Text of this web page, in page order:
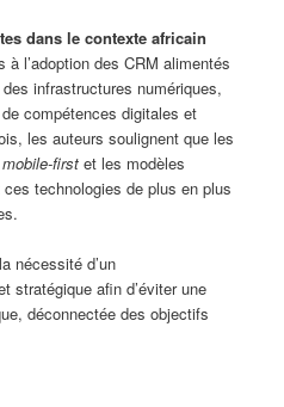
dans le contexte africain
à l’adoption des CRM alimentés
infrastructures numériques,
compétences digitales et
les auteurs soulignent que les
mobile-first et les modèles
technologies de plus en plus
nécessité d’un
stratégique afin d’éviter une
déconnectée des objectifs